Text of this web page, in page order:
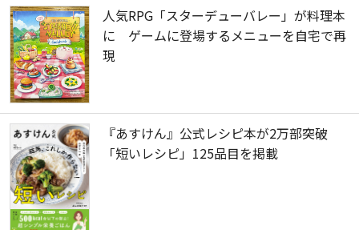
人気RPG「スターデューバレー」が料理本
に ゲームに登場するメニューを自宅で再
現
『あすけん』公式レシピ本が2万部突破
「短いレシピ」125品目を掲載